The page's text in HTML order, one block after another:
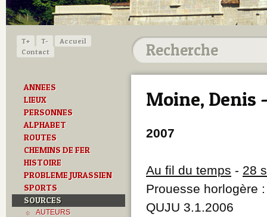
T+ T-
Accueil
Contact
ANNEES
LIEUX
PERSONNES
ALPHABET
ROUTES
CHEMINS DE FER
HISTOIRE
PROBLEME JURASSIEN
SPORTS
SOURCES
AUTEURS
Moine, Denis
2007
Au fil du temps - 28
Prouesse horlogère
QUJU 3.1.2006